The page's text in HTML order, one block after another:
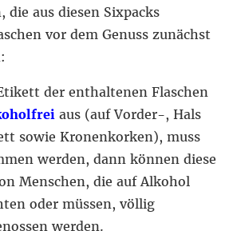
die aus diesen Sixpacks
vor dem Genuss zunächst
der enthaltenen Flaschen
aus (auf Vorder-, Hals
sowie Kronenkorken), muss
werden, dann können diese
Menschen, die auf Alkohol
oder müssen, völlig
werden.